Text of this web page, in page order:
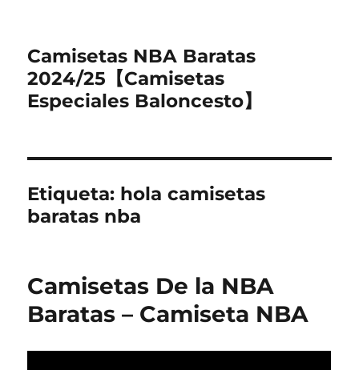
Camisetas NBA Baratas
2024/25【Camisetas
Especiales Baloncesto】
Etiqueta: hola camisetas
baratas nba
Camisetas De la NBA
Baratas – Camiseta NBA